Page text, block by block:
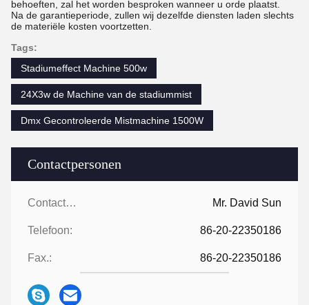
Contactpersonen
Contactpersonen: Mr. David Sun
Telefoon: 86-20-22350186
Fax.: 86-20-22350186
behoeften, zal het worden besproken wanneer u orde plaatst.
Na de garantieperiode, zullen wij dezelfde diensten laden slechts
de materiële kosten voortzetten.
Tags:
Stadiumeffect Machine 500w
24X3w de Machine van de stadiummist
Dmx Gecontroleerde Mistmachine 1500W